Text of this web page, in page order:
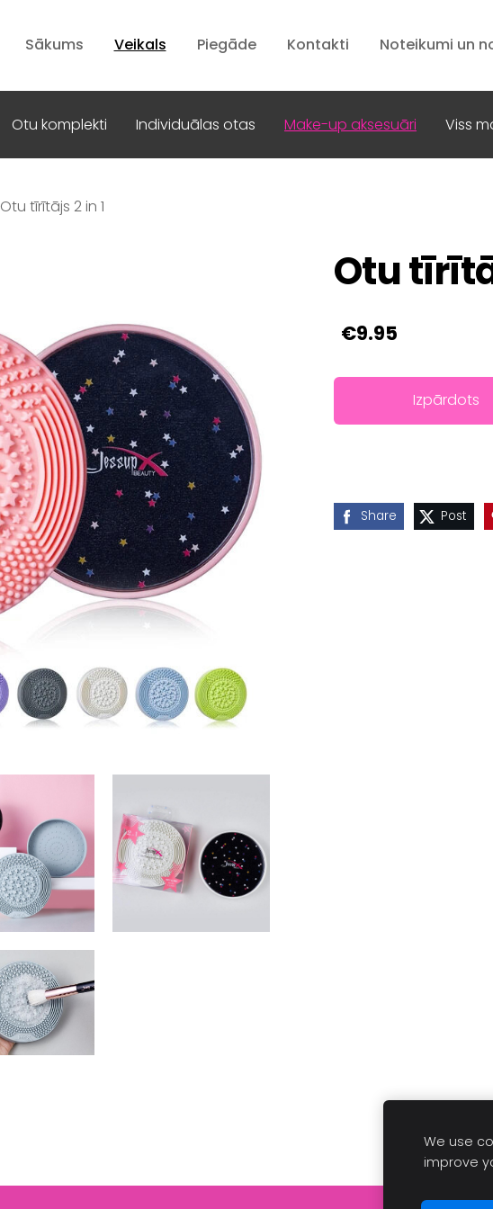
Sākums Veikals Piegāde Kontakti Noteikumi un
Otu komplekti Individuālas otas Make-up aksesuāri Viss
Otu tīrītājs 2 in 1
Otu
€9.95
Izpārdots
Share Post
We use
improve